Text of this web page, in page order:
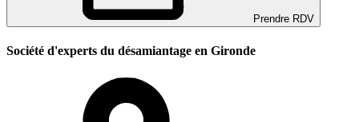
Prendre RDV
Société d'experts du désamiantage en Gironde